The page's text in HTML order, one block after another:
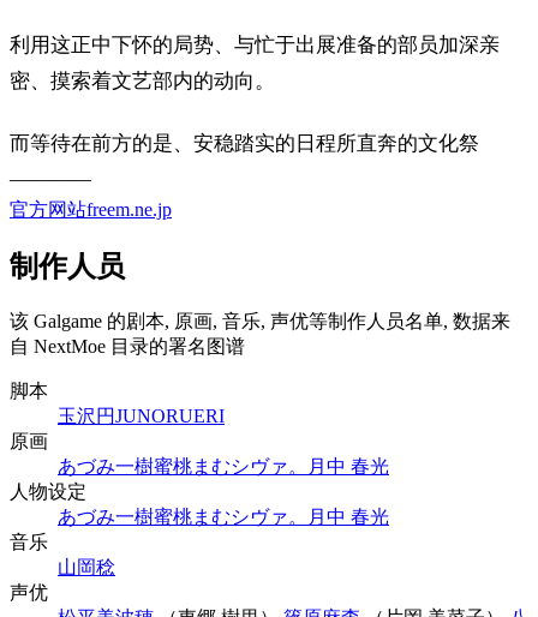
利用这正中下怀的局势、与忙于出展准备的部员加深亲
密、摸索着文艺部内的动向。
而等待在前方的是、安稳踏实的日程所直奔的文化祭
————
官方网站freem.ne.jp
制作人员
该 Galgame 的剧本, 原画, 音乐, 声优等制作人员名单, 数据来
自 NextMoe 目录的署名图谱
脚本
玉沢円JUNORUERI
原画
あづみ一樹蜜桃まむシヴァ。
月中 春光
人物设定
あづみ一樹蜜桃まむシヴァ。
月中 春光
音乐
山岡稔
声优